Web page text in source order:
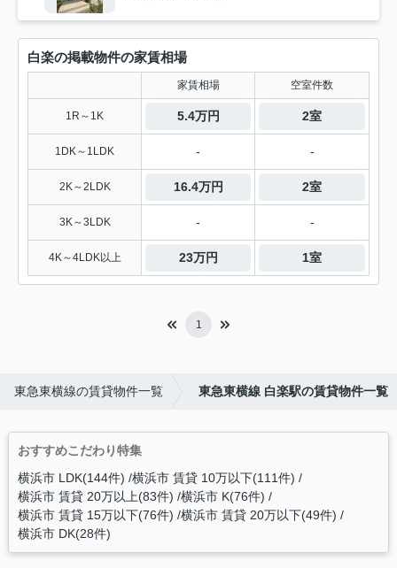
白楽の掲載物件の家賃相場
家賃相場 空室件数
1R～1K 5.4万円 2室
1DK～1LDK - -
2K～2LDK 16.4万円 2室
3K～3LDK - -
4K～4LDK以上 23万円 1室
1
東急東横線の賃貸物件一覧 東急東横線 白楽駅の賃貸物件一覧
おすすめこだわり特集
横浜市 LDK(144件) 横浜市 賃貸 10万以下(111件)
横浜市 賃貸 20万以上(83件) 横浜市 K(76件)
横浜市 賃貸 15万以下(76件) 横浜市 賃貸 20万以下(49件)
横浜市 DK(28件)